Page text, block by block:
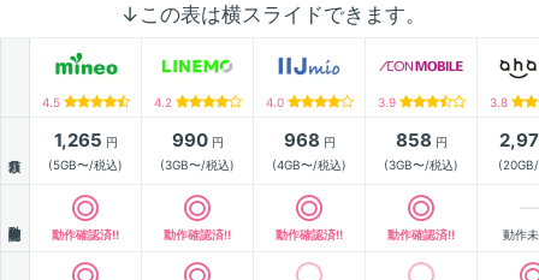
↓この表は横スライドできます。
4.5 4.2 4.0 3.9 3.8
1,265 円
(5GB〜/税込)
990円
(3GB〜/税込)
968 円
(4GB〜/税込)
858 円
(3GB〜/税込)
動作確認済!! 動作確認済!! 動作確認済!! 動作確認済!! 動作